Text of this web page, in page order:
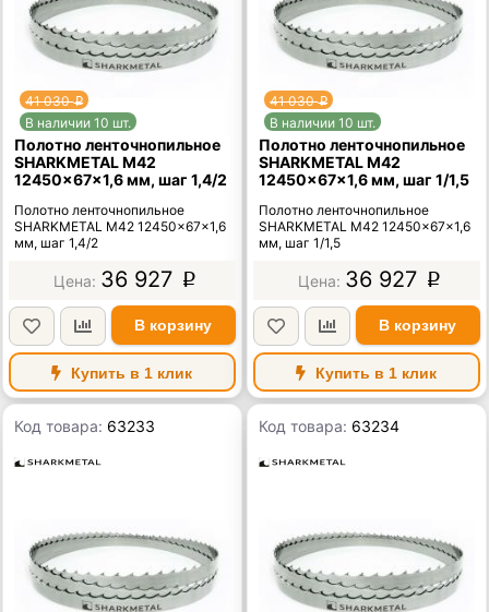
41 030p
В наличии 10 шт.
Полотно ленточнопильное
SHARKMETAL M42
12450×67×1,6 мм, шаг 1,4/2
Полотно ленточнопильное
SHARKMETAL M42 12450×67×1,6
мм, шаг 1,4/2
36 927 p
В корзину
Купить в 1 клик
41 030p
В наличии 10 шт.
Полотно ленточнопильное
SHARKMETAL M42
12450×67×1,6 мм, шаг 1/1,5
Полотно ленточнопильное
SHARKMETAL M42 12450×67×1,6
мм, шаг 1/1,5
36 927 p
В корзину
Купить в 1 клик
Код товара: 63233 Код товара: 63234